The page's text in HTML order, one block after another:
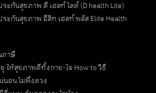
ะกันสุขภาพ ดี เฮลท์ ไลต์ (D health Lite)
ะกันสุขภาพ อีลิท เฮลท์ พลัส Elite Health
าษี
ให้สุขภาพดีทั้งกาย-ใจ How to วิธี
นอน ไม่พึ่งดวง